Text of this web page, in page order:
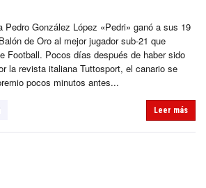
Pedro González López «Pedri» ganó a sus 19
de Oro al mejor jugador sub-21 que
Football. Pocos días después de haber sido
la revista italiana Tuttosport, el canario se
pocos minutos antes...
Leer más